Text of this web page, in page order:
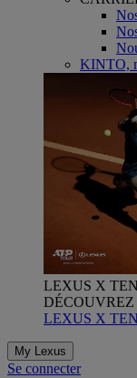
KINTO,
LEXUS X
LEXUS X
My Lexus
Se connecter